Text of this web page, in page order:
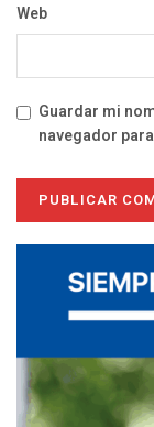
Web
Guardar mi
navegador